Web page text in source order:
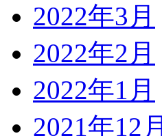
2022年3月
2022年2月
2022年1月
2021年12月